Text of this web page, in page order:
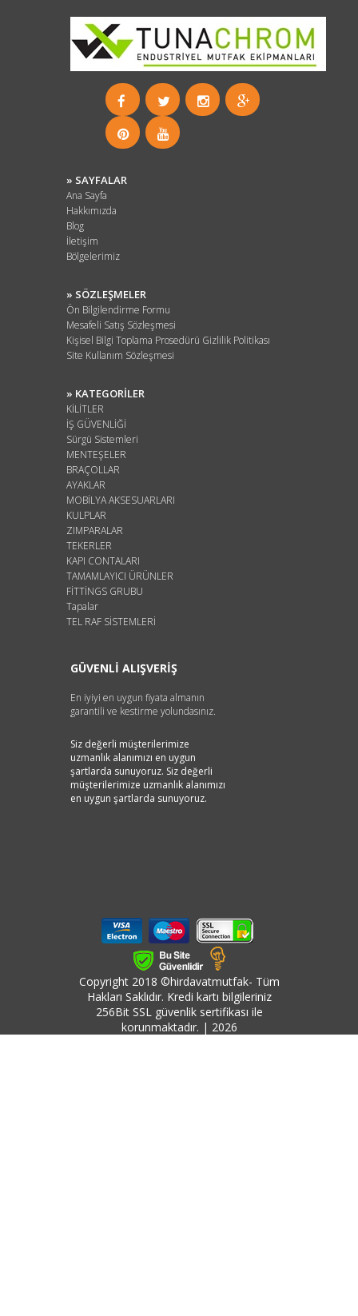
» SAYFALAR
Ana Sayfa
Hakkımızda
Blog
İletişim
Bölgelerimiz
» SÖZLEŞMELER
Ön Bilgilendirme Formu
Mesafeli Satış Sözleşmesi
Kişisel Bilgi Toplama Prosedürü Gizlilik Politikası
Site Kullanım Sözleşmesi
» KATEGORİLER
KİLİTLER
İŞ GÜVENLİĞİ
Sürgü Sistemleri
MENTEŞELER
BRAÇOLLAR
AYAKLAR
MOBİLYA AKSESUARLARI
KULPLAR
ZIMPARALAR
TEKERLER
KAPI CONTALARI
TAMAMLAYICI ÜRÜNLER
FİTTİNGS GRUBU
Tapalar
TEL RAF SİSTEMLERİ
GÜVENLİ ALIŞVERİŞ
En iyiyi en uygun fiyata almanın
garantili ve kestirme yolundasınız.
Siz değerli müşterilerimize
uzmanlık alanımızı en uygun
şartlarda sunuyoruz. Siz değerli
müşterilerimize uzmanlık alanımızı
en uygun şartlarda sunuyoruz.
Copyright 2018 ©hirdavatmutfak- Tüm
Hakları Saklıdır. Kredi kartı bilgileriniz
256Bit SSL güvenlik sertifikası ile
korunmaktadır. | 2026